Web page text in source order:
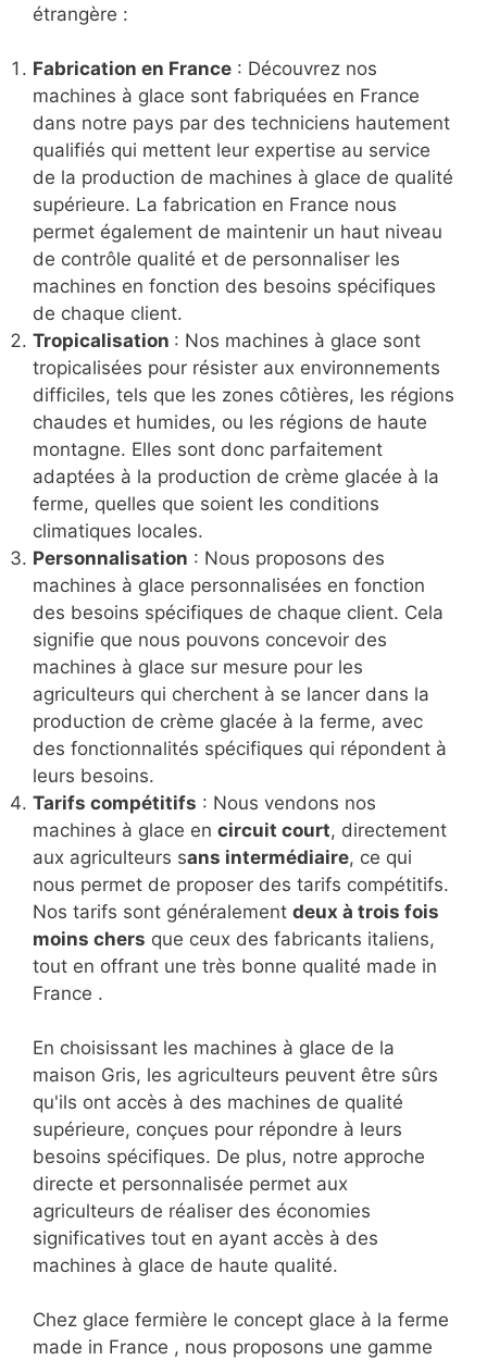
étrangère :
Fabrication en France : Découvrez nos
machines à glace sont fabriquées en France
dans notre pays par des techniciens hautement
qualifiés qui mettent leur expertise au service
de la production de machines à glace de qualité
supérieure. La fabrication en France nous
permet également de maintenir un haut niveau
de contrôle qualité et de personnaliser les
machines en fonction des besoins spécifiques
de chaque client.
Tropicalisation : Nos machines à glace sont
tropicalisées pour résister aux environnements
difficiles, tels que les zones côtières, les régions
chaudes et humides, ou les régions de haute
montagne. Elles sont donc parfaitement
adaptées à la production de crème glacée à la
ferme, quelles que soient les conditions
climatiques locales.
Personnalisation : Nous proposons des
machines à glace personnalisées en fonction
des besoins spécifiques de chaque client. Cela
signifie que nous pouvons concevoir des
machines à glace sur mesure pour les
agriculteurs qui cherchent à se lancer dans la
production de crème glacée à la ferme, avec
des fonctionnalités spécifiques qui répondent à
leurs besoins.
Tarifs compétitifs : Nous vendons nos
machines à glace en circuit court, directement
aux agriculteurs sans intermédiaire, ce qui
nous permet de proposer des tarifs compétitifs.
Nos tarifs sont généralement deux à trois fois
moins chers que ceux des fabricants italiens,
tout en offrant une très bonne qualité made in
France .
En choisissant les machines à glace de la
maison Gris, les agriculteurs peuvent être sûrs
qu'ils ont accès à des machines de qualité
supérieure, conçues pour répondre à leurs
besoins spécifiques. De plus, notre approche
directe et personnalisée permet aux
agriculteurs de réaliser des économies
significatives tout en ayant accès à des
machines à glace de haute qualité.
Chez glace fermière le concept glace à la ferme
made in France , nous proposons une gamme